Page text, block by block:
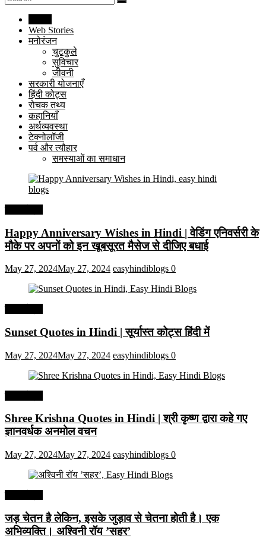
Web Stories
मनोरंजन
चुटकुले
सुविचार
जीवनी
सरकारी योजनाएँ
हिंदी कोट्स
रोचक तथ्य
कहानियाँ
अर्थव्यवस्था
टेक्नोलॉजी
पर्व और त्यौहार
समस्याओं का समाधान
Happy Anniversary Wishes in Hindi | वेडिंग एनिवर्सरी के
मौके पर अपनों को इन खूबसूरत मैसेज से दीजिए बधाई
May 27, 2024May 27, 2024 easyhindiblogs 0
Sunset Quotes in Hindi | सूर्यास्त कोट्स हिंदी में
May 27, 2024May 27, 2024 easyhindiblogs 0
Shree Krishna Quotes in Hindi | श्री कृष्ण द्वारा कहे गए
ज्ञानवर्धक अनमोल वचन
May 27, 2024May 27, 2024 easyhindiblogs 0
जड़ चेतन है लेकिन, इसके जुड़ाव से चेतना होती है। एक
अभिव्यक्ति। अश्विनी रॉय ’सहर’